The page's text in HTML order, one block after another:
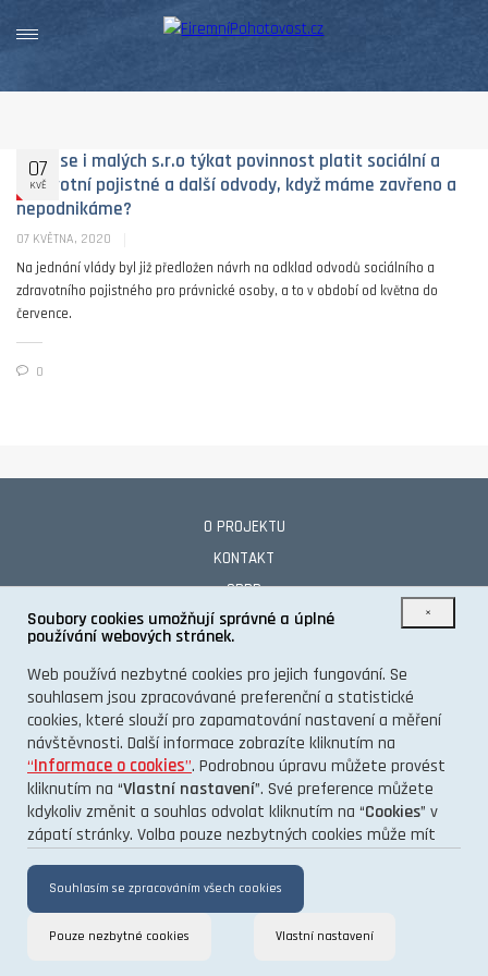
07
KVĚ
Bude se i malých s.r.o týkat povinnost platit sociální a
zdravotní pojistné a další odvody, když máme zavřeno a
nepodnikáme?
07 KVĚTNA, 2020
Na jednání vlády byl již předložen návrh na odklad odvodů sociálního a
zdravotního pojistného pro právnické osoby, a to v období od května do
července.
0
O PROJEKTU
KONTAKT
GDPR
×
Soubory cookies umožňují správné a úplné
používání webových stránek.
Web používá nezbytné cookies pro jejich fungování. Se
souhlasem jsou zpracovávané preferenční a statistické
cookies, které slouží pro zapamatování nastavení a měření
návštěvnosti. Další informace zobrazíte kliknutím na
“Informace o cookies”. Podrobnou úpravu můžete provést
kliknutím na “Vlastní nastavení”. Své preference můžete
kdykoliv změnit a souhlas odvolat kliknutím na “Cookies” v
zápatí stránky. Volba pouze nezbytných cookies může mít
Souhlasím se zpracováním všech cookies
Pouze nezbytné cookies Vlastní nastavení